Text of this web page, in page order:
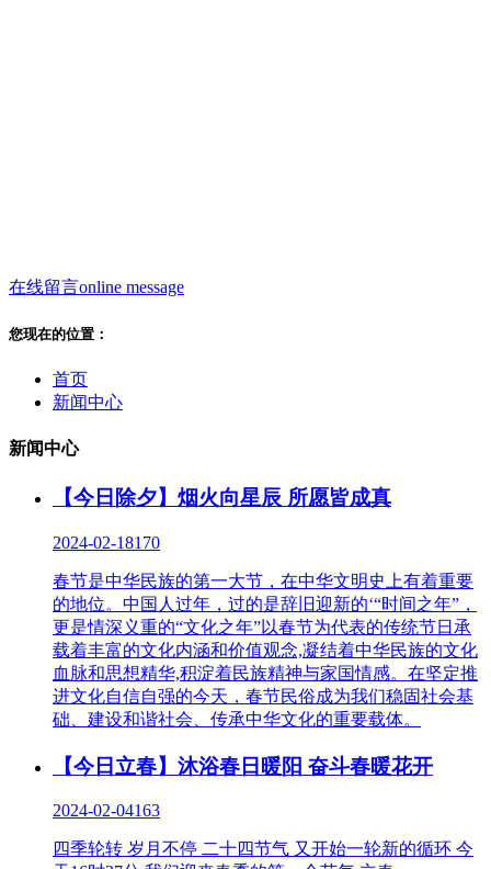
在线留言online message
您现在的位置：
首页
新闻中心
新闻中心
【今日除夕】烟火向星辰 所愿皆成真
2024-02-18170
春节是中华民族的第一大节，在中华文明史上有着重要
的地位。中国人过年，过的是辞旧迎新的‘“时间之年”，
更是情深义重的“文化之年”以春节为代表的传统节日承
载着丰富的文化内涵和价值观念,凝结着中华民族的文化
血脉和思想精华,积淀着民族精神与家国情感。在坚定推
进文化自信自强的今天，春节民俗成为我们稳固社会基
础、建设和谐社会、传承中华文化的重要载体。
【今日立春】沐浴春日暖阳 奋斗春暖花开
2024-02-04163
四季轮转 岁月不停 二十四节气 又开始一轮新的循环 今